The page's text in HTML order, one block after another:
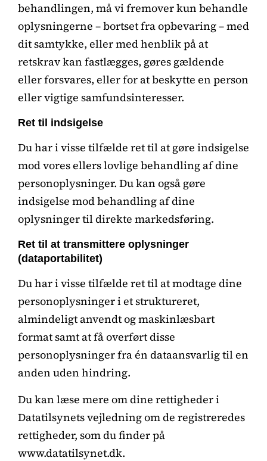
behandlingen, må vi fremover kun behandle
oplysningerne – bortset fra opbevaring – med
dit samtykke, eller med henblik på at
retskrav kan fastlægges, gøres gældende
eller forsvares, eller for at beskytte en person
eller vigtige samfundsinteresser.
Ret til indsigelse
Du har i visse tilfælde ret til at gøre indsigelse
mod vores ellers lovlige behandling af dine
personoplysninger. Du kan også gøre
indsigelse mod behandling af dine
oplysninger til direkte markedsføring.
Ret til at transmittere oplysninger
(dataportabilitet)
Du har i visse tilfælde ret til at modtage dine
personoplysninger i et struktureret,
almindeligt anvendt og maskinlæsbart
format samt at få overført disse
personoplysninger fra én dataansvarlig til en
anden uden hindring.
Du kan læse mere om dine rettigheder i
Datatilsynets vejledning om de registreredes
rettigheder, som du finder på
www.datatilsynet.dk.